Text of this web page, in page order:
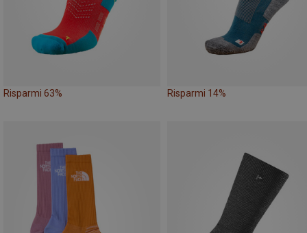
Risparmi 63% Risparmi 14%